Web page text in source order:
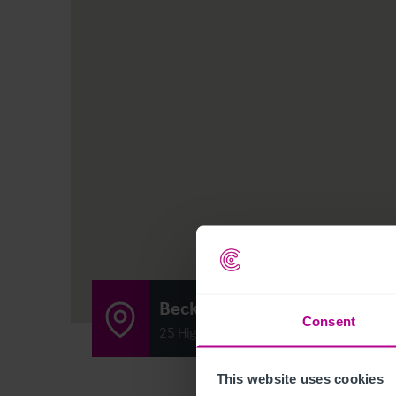
Consent
This website uses cookies
Becketts Country Pub &
25 High Street, Corringham,